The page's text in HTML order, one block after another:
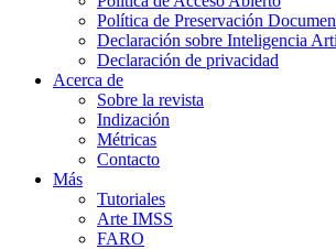
Política de Preservación
Declaración sobre Inteligencia
Declaración de privacidad
Acerca de
Sobre la revista
Indización
Métricas
Contacto
Más
Tutoriales
Arte IMSS
FARO